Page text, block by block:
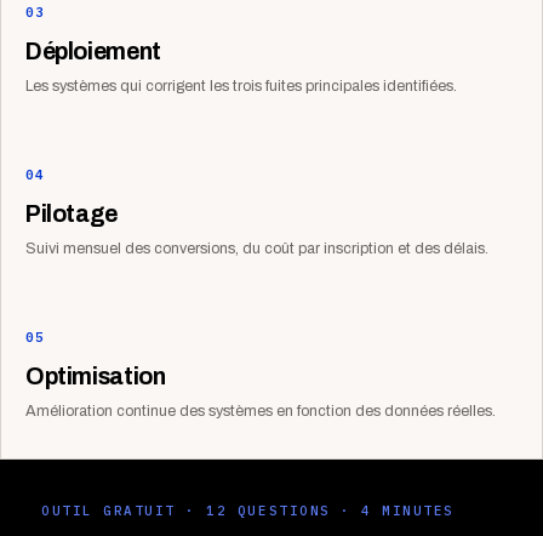
03
Déploiement
Les systèmes qui corrigent les trois fuites principales identifiées.
04
Pilotage
Suivi mensuel des conversions, du coût par inscription et des délais.
05
Optimisation
Amélioration continue des systèmes en fonction des données réelles.
OUTIL GRATUIT · 12 QUESTIONS · 4 MINUTES